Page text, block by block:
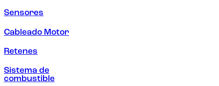
Sensores
Cableado Motor
Retenes
Sistema de
combustible